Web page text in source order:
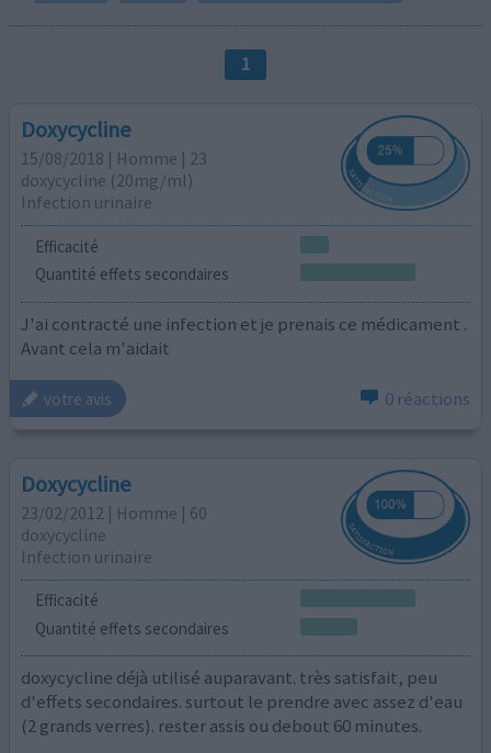
1
Doxycycline
15/08/2018 | Homme | 23
doxycycline (20mg/ml)
Infection urinaire
Efficacité
Quantité effets secondaires
J'ai contracté une infection et je prenais ce médicament .
Avant cela m'aidait
votre avis 0 réactions
Doxycycline
23/02/2012 | Homme | 60
doxycycline
Infection urinaire
Efficacité
Quantité effets secondaires
doxycycline déjà utilisé auparavant. très satisfait, peu
d'effets secondaires. surtout le prendre avec assez d'eau
(2 grands verres). rester assis ou debout 60 minutes.